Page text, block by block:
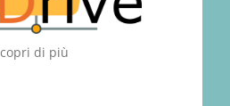
di più
errate modifiche! Anche in
multiutente